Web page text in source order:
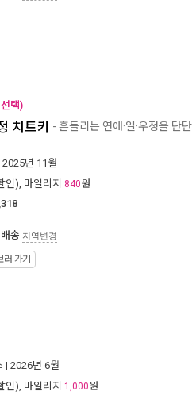
택)
치트키 - 흔들리는 연애·일·우정을 단
2025년 11월
인), 마일리지 840원
송 지역변경
러 가기
| 2026년 6월
인), 마일리지 1,000원